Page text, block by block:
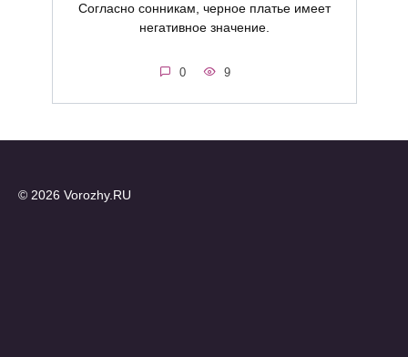
Согласно сонникам, черное платье имеет
негативное значение.
0 9
© 2026 Vorozhy.RU